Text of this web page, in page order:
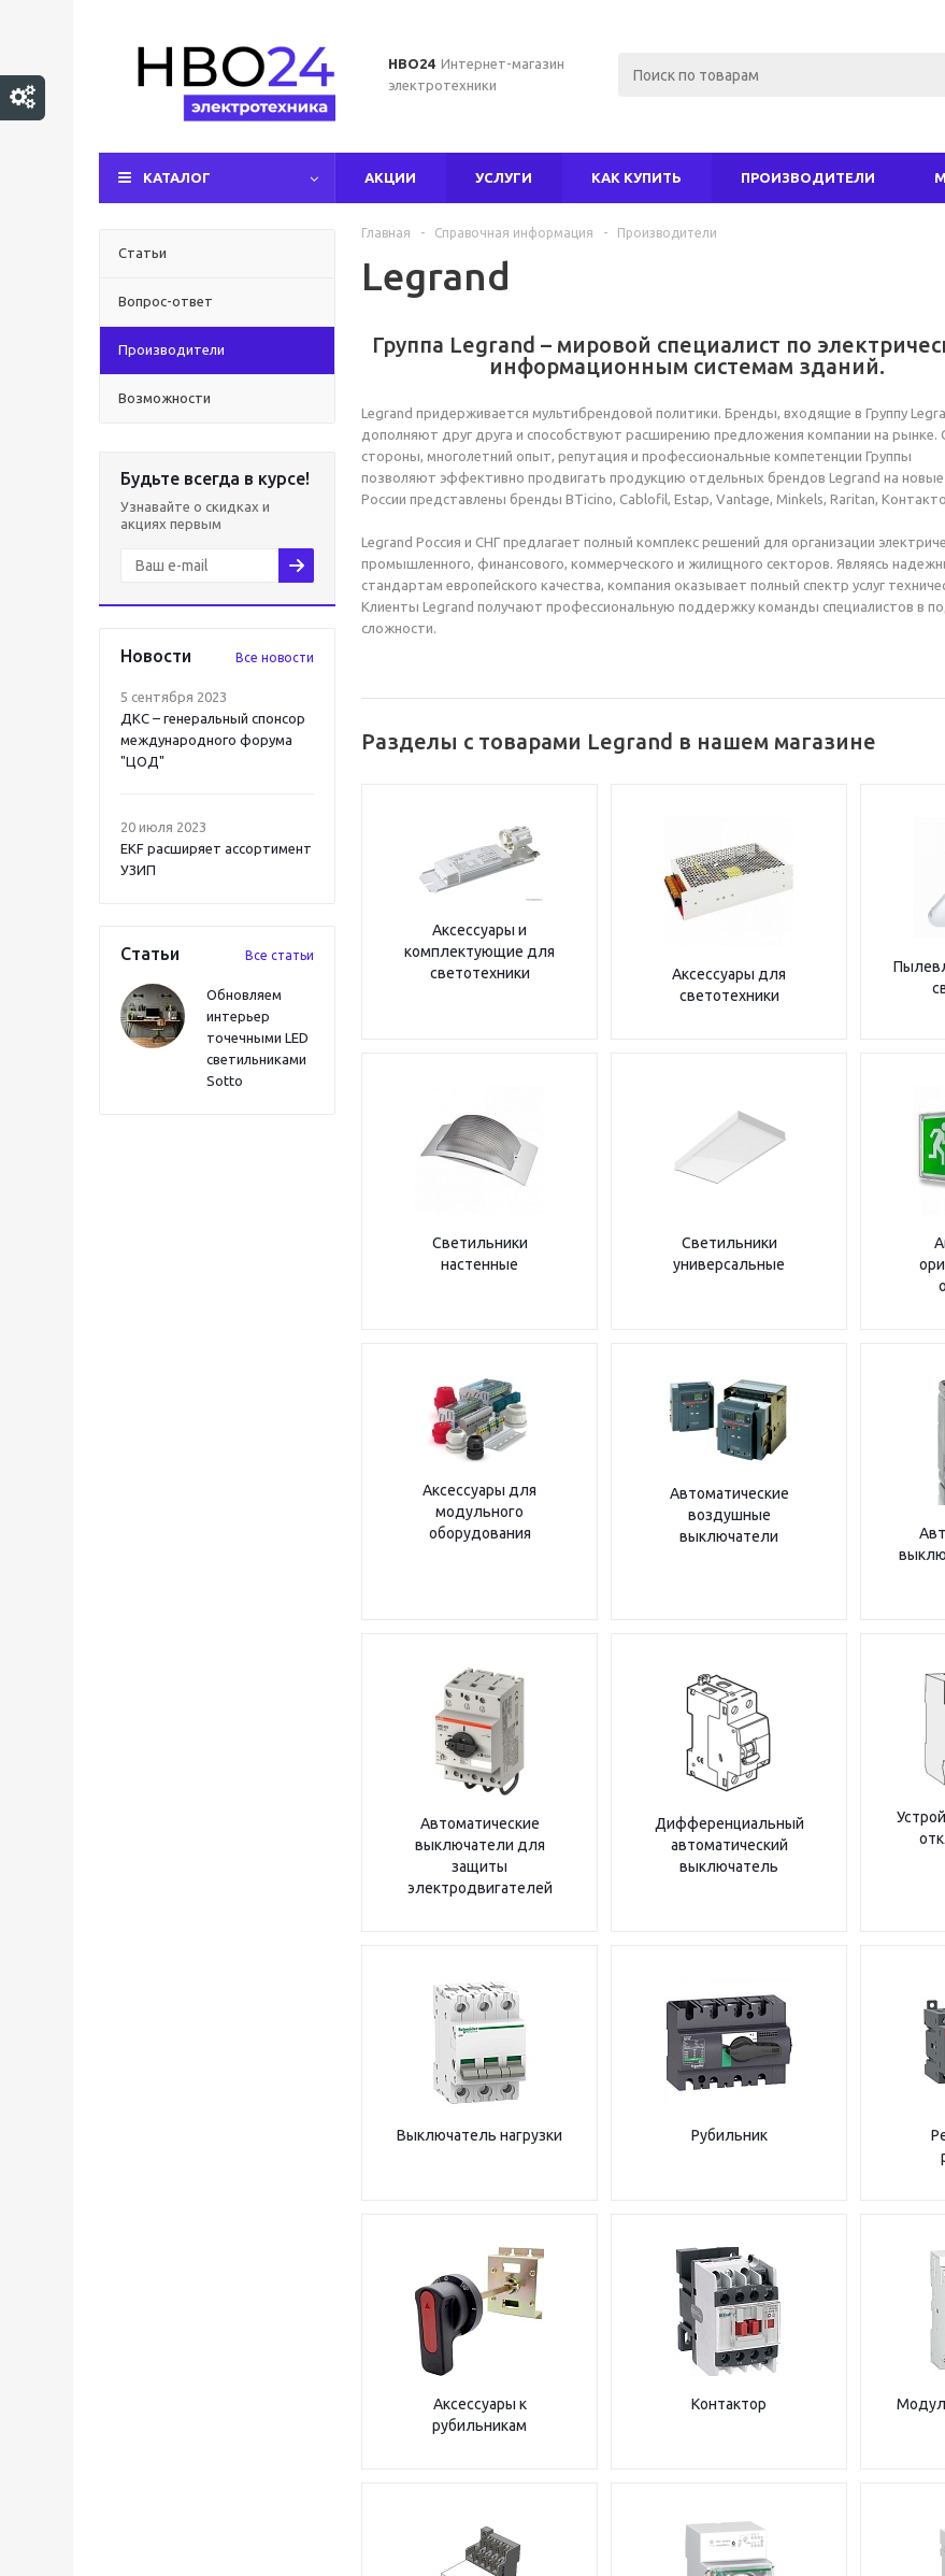
НВО24 Интернет-магазин
электротехники
КАТАЛОГ АКЦИИ УСЛУГИ КАК КУПИТЬ ПРОИЗВОДИТЕЛИ
Статьи
Вопрос-ответ
Производители
Возможности
Будьте всегда в курсе!
Узнавайте о скидках и
акциях первым
Новости Все новости
5 сентября 2023
ДКС – генеральный спонсор
международного форума
"ЦОД"
20 июля 2023
EKF расширяет ассортимент
УЗИП
Статьи Все статьи
Обновляем
интерьер
точечными LED
светильниками
Sotto
Главная - Справочная информация - Производители
Legrand
Группа Legrand – мировой специалист по
информационным системам зданий.
Legrand придерживается мультибрендовой политики. Бренды, входящие в Группу
дополняют друг друга и способствуют расширению предложения компании на рынке.
стороны, многолетний опыт, репутация и профессиональные компетенции Группы
позволяют эффективно продвигать продукцию отдельных брендов Legrand на
России представлены бренды BTicino, Cablofil, Estap, Vantage, Minkels, Raritan,
Legrand Россия и СНГ предлагает полный комплекс решений для организации
промышленного, финансового, коммерческого и жилищного секторов. Являясь
стандартам европейского качества, компания оказывает полный спектр услуг
Клиенты Legrand получают профессиональную поддержку команды специалистов в
сложности.
Разделы с товарами Legrand в нашем магазине
Аксессуары и
комплектующие для
светотехники
Аксессуары для
светотехники
Светильники
настенные
Светильники
универсальные
Аксессуары для
модульного
оборудования
Автоматические
воздушные
выключатели
Автоматические
выключатели для
защиты
электродвигателей
Дифференциальный
автоматический
выключатель
Выключатель нагрузки Рубильник
Аксессуары к
рубильникам
Контактор